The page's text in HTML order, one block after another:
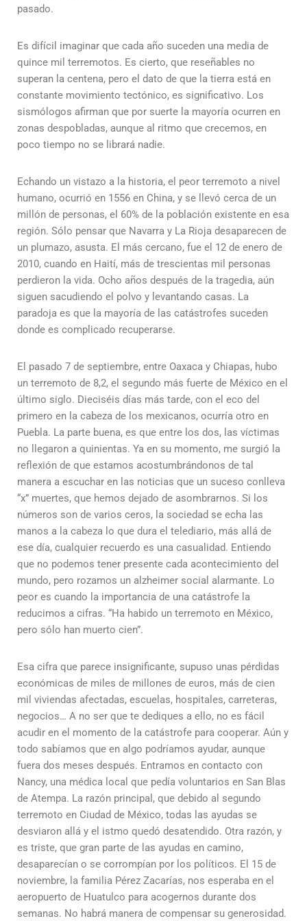
pasado.
Es difícil imaginar que cada año suceden una media de
quince mil terremotos. Es cierto, que reseñables no
superan la centena, pero el dato de que la tierra está en
constante movimiento tectónico, es significativo. Los
sismólogos afirman que por suerte la mayoría ocurren en
zonas despobladas, aunque al ritmo que crecemos, en
poco tiempo no se librará nadie.
Echando un vistazo a la historia, el peor terremoto a nivel
humano, ocurrió en 1556 en China, y se llevó cerca de un
millón de personas, el 60% de la población existente en esa
región. Sólo pensar que Navarra y La Rioja desaparecen de
un plumazo, asusta. El más cercano, fue el 12 de enero de
2010, cuando en Haití, más de trescientas mil personas
perdieron la vida. Ocho años después de la tragedia, aún
siguen sacudiendo el polvo y levantando casas. La
paradoja es que la mayoría de las catástrofes suceden
donde es complicado recuperarse.
El pasado 7 de septiembre, entre Oaxaca y Chiapas, hubo
un terremoto de 8,2, el segundo más fuerte de México en el
último siglo. Dieciséis días más tarde, con el eco del
primero en la cabeza de los mexicanos, ocurría otro en
Puebla. La parte buena, es que entre los dos, las víctimas
no llegaron a quinientas. Ya en su momento, me surgió la
reflexión de que estamos acostumbrándonos de tal
manera a escuchar en las noticias que un suceso conlleva
“x” muertes, que hemos dejado de asombrarnos. Si los
números son de varios ceros, la sociedad se echa las
manos a la cabeza lo que dura el telediario, más allá de
ese día, cualquier recuerdo es una casualidad. Entiendo
que no podemos tener presente cada acontecimiento del
mundo, pero rozamos un alzheimer social alarmante. Lo
peor es cuando la importancia de una catástrofe la
reducimos a cifras. “Ha habido un terremoto en México,
pero sólo han muerto cien”.
Esa cifra que parece insignificante, supuso unas pérdidas
económicas de miles de millones de euros, más de cien
mil viviendas afectadas, escuelas, hospitales, carreteras,
negocios… A no ser que te dediques a ello, no es fácil
acudir en el momento de la catástrofe para cooperar. Aún y
todo sabíamos que en algo podríamos ayudar, aunque
fuera dos meses después. Entramos en contacto con
Nancy, una médica local que pedía voluntarios en San Blas
de Atempa. La razón principal, que debido al segundo
terremoto en Ciudad de México, todas las ayudas se
desviaron allá y el istmo quedó desatendido. Otra razón, y
es triste, que gran parte de las ayudas en camino,
desaparecían o se corrompían por los políticos. El 15 de
noviembre, la familia Pérez Zacarías, nos esperaba en el
aeropuerto de Huatulco para acogernos durante dos
semanas. No habrá manera de compensar su generosidad.